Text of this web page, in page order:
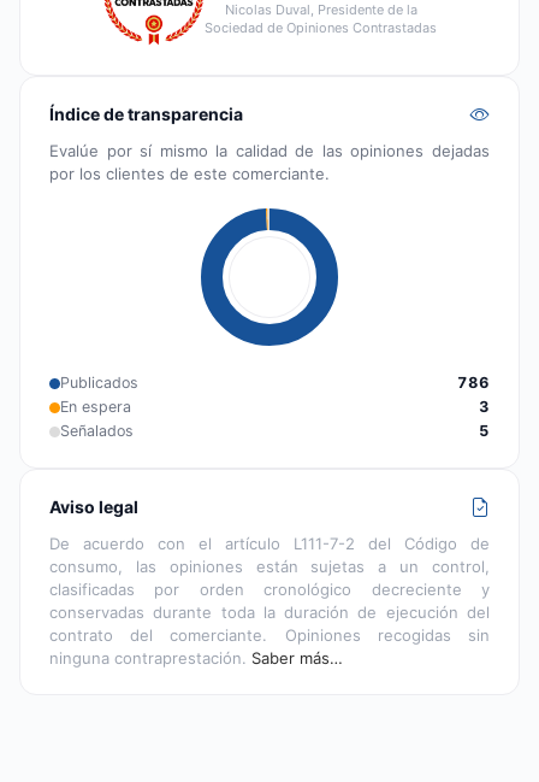
Nicolas Duval, Presidente de la
Sociedad de Opiniones Contrastadas
Índice de transparencia
Evalúe por sí mismo la calidad de las opiniones dejadas
por los clientes de este comerciante.
Publicados
786
En espera
3
Señalados
5
Aviso legal
De acuerdo con el artículo L111-7-2 del Código de
consumo, las opiniones están sujetas a un control,
clasificadas por orden cronológico decreciente y
conservadas durante toda la duración de ejecución del
contrato del comerciante. Opiniones recogidas sin
ninguna contraprestación. Saber más…